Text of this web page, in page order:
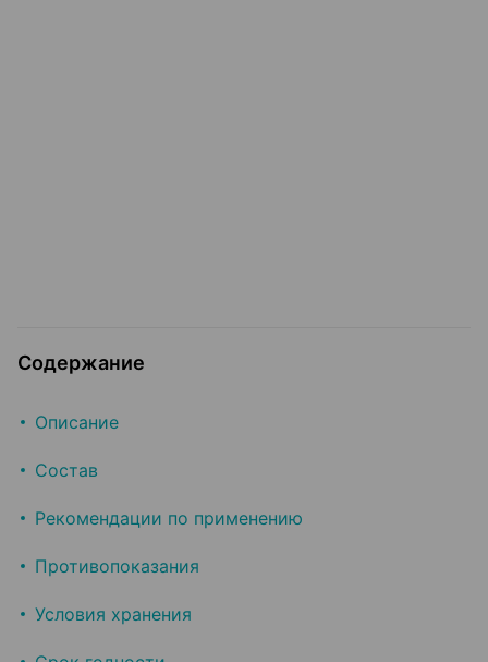
Содержание
Описание
Состав
Рекомендации по применению
Противопоказания
Условия хранения